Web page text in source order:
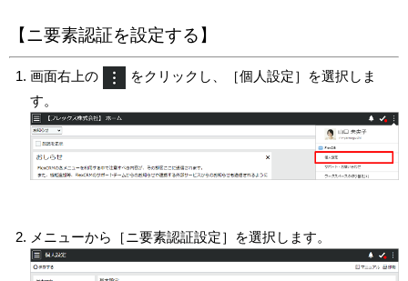
【ニ要素認証を設定する】
画面右上の
をクリックし、［個人設定］を選択しま
す。
メニューから［ニ要素認証設定］を選択します。